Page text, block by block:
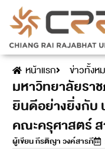
หน้าแรก ข่าวทั้งห
มหาวิทยาลัยรา
ยินดีอย่างยิ่งกับ
คณะครุศาสตร์
ผู้เขียนกีรติญา วงค์สารภี